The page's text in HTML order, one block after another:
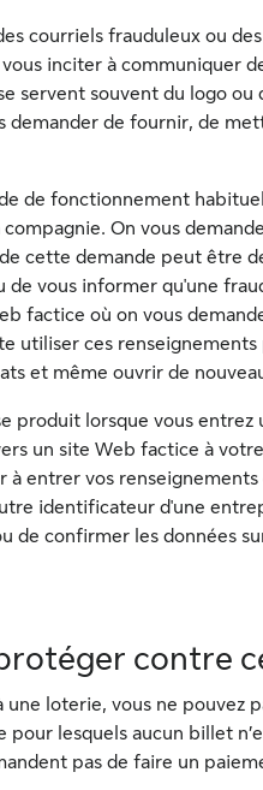
courriels frauduleux ou
inciter à communiquer
servent souvent du logo
demander de fournir, de
de fonctionnement
On vous
cette demande peut être
de vous informer qu'une
factice où on vous
utiliser ces
et même ouvrir de
produit lorsque vous
un site Web factice à
entrer vos
identificateur d'une
de confirmer les données
contre
une loterie, vous ne pouvez
lesquels aucun billet
pas de faire un